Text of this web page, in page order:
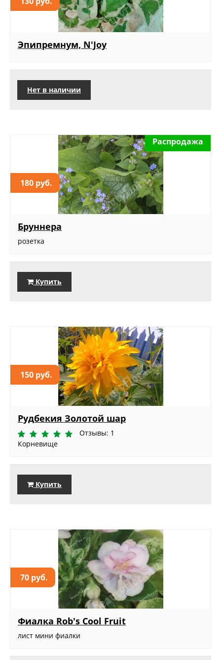
Эпипремнум, N'Joy
Нет в наличии
180 руб.
Распродажа
Бруннера
розетка
Купить
150 руб.
Рудбекия Золотой шар
Отзывы: 1
Корневище
Купить
70 руб.
Фиалка Rob's Cool Fruit
лист мини фиалки